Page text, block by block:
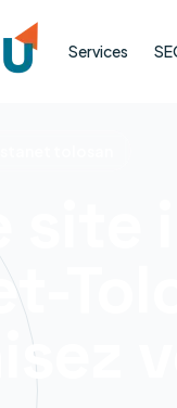
Services
site